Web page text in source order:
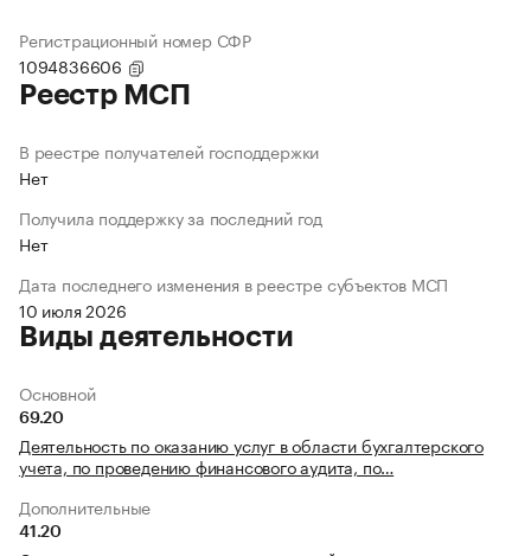
Регистрационный номер СФР
1094836606
Реестр МСП
В реестре получателей господдержки
Нет
Получила поддержку за последний год
Нет
Дата последнего изменения в реестре субъектов МСП
10 июля 2026
Виды деятельности
Основной
69.20
Деятельность по оказанию услуг в области бухгалтерского
учета, по проведению финансового аудита, по…
Дополнительные
41.20